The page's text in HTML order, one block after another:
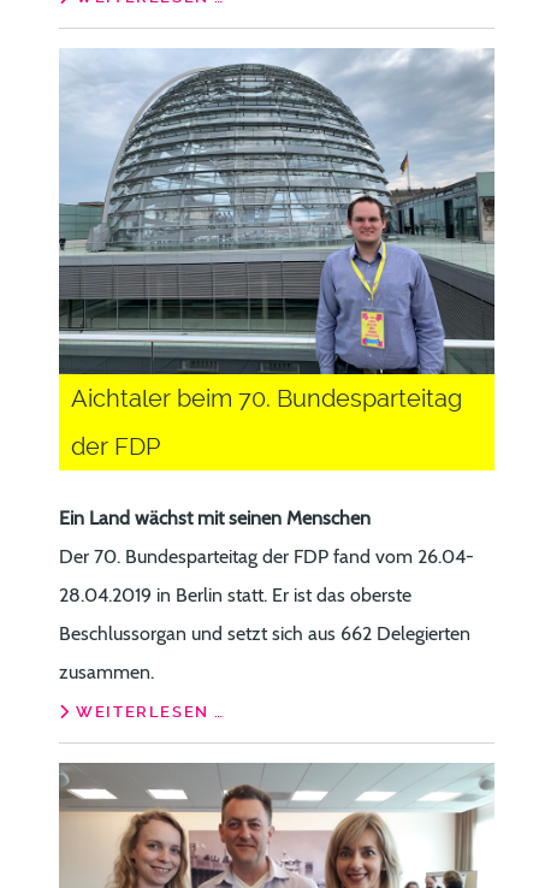
Aichtaler beim 70. Bundesparteitag
der FDP
Ein Land wächst mit seinen Menschen
Der 70. Bundesparteitag der FDP fand vom 26.04-
28.04.2019 in Berlin statt. Er ist das oberste
Beschlussorgan und setzt sich aus 662 Delegierten
zusammen.
WEITERLESEN …